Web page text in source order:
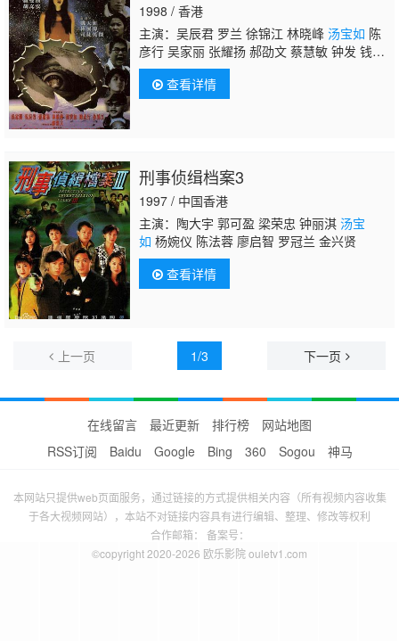
1998 / 香港
主演：吴辰君 罗兰 徐锦江 林晓峰 汤宝如 陈
彦行 吴家丽 张耀扬 郝劭文 蔡慧敏 钟发 钱月
笙 林华勋 黄美棋 樊文杰
查看详情
刑事侦缉档案3
1997 / 中国香港
主演：陶大宇 郭可盈 梁荣忠 钟丽淇 汤宝
如 杨婉仪 陈法蓉 廖启智 罗冠兰 金兴贤
查看详情
上一页 1/3 下一页
在线留言 最近更新 排行榜
网站地图
RSS订阅
Baidu Google Bing 360 Sogou 神马
本网站只提供web页面服务，通过链接的方式提供相关内容（所有视频内容收集
于各大视频网站），本站不对链接内容具有进行编辑、整理、修改等权利
合作邮箱： 备案号：
©copyright 2020-2026 欧乐影院 ouletv1.com